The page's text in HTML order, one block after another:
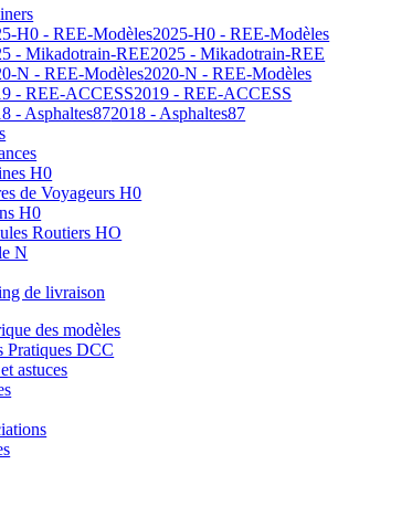
2025-H0 - REE-Modèles
2025 - Mikadotrain-REE
2020-N - REE-Modèles
2019 - REE-ACCESS
2018 - Asphaltes87
H0
de Voyageurs H0
H0
Routiers HO
N
de livraison
des modèles
Pratiques DCC
astuces